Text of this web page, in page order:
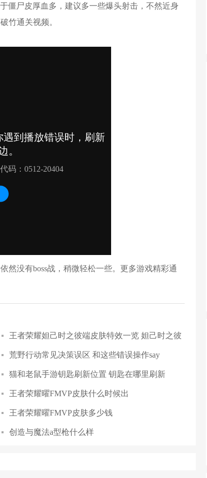
僵尸皮厚血多，建议多一些爆头射击，不然近身
竹通关视频。
没有boss战，稍微轻松一些。更多游戏精彩通
王者荣耀妲己时之彼端皮肤特效一览 妲己时之彼
端皮肤怎么样
荒野行动常见决策误区 和这些错误操作say
goodbye
猫和老鼠手游钥匙刷新位置 钥匙在哪里刷新
王者荣耀曜FMVP皮肤什么时候出
王者荣耀曜FMVP皮肤多少钱
创造与魔法a型枪什么样